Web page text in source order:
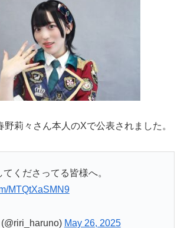
莉々さん本人のXで公表されました。
くださってる皆様へ。
MTQtXaSMN9
May 26, 2025